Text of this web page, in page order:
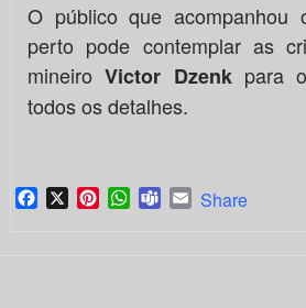
O público que acompanhou
perto pode contemplar as
mineiroVictor Dzenkpara o
todos os detalhes.
Facebook
X PinterestWhatsApp
TeamsEmail
Share